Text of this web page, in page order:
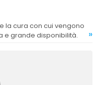
e grande disponibilità.
»